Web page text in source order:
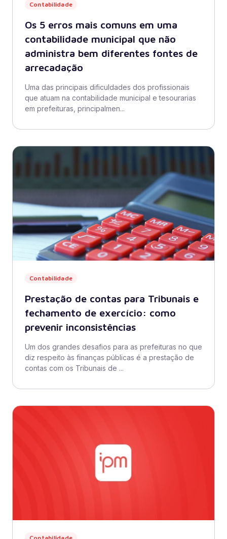
Contabilidade
Os 5 erros mais comuns em uma
contabilidade municipal que não
administra bem diferentes fontes de
arrecadação
Uma das principais dificuldades dos profissionais
que atuam na contabilidade municipal e tesourarias
em prefeituras, principalmen...
Contabilidade
Prestação de contas para Tribunais e
fechamento de exercício: como
prevenir inconsistências
Um dos grandes desafios para as prefeituras no que
diz respeito às finanças públicas é a prestação de
contas com os Tribunais de ...